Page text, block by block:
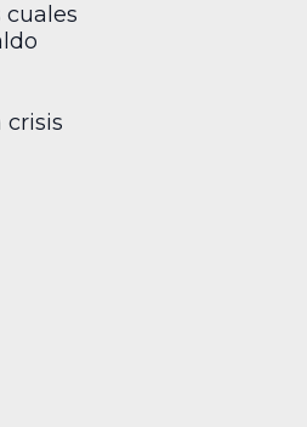
cuales
crisis